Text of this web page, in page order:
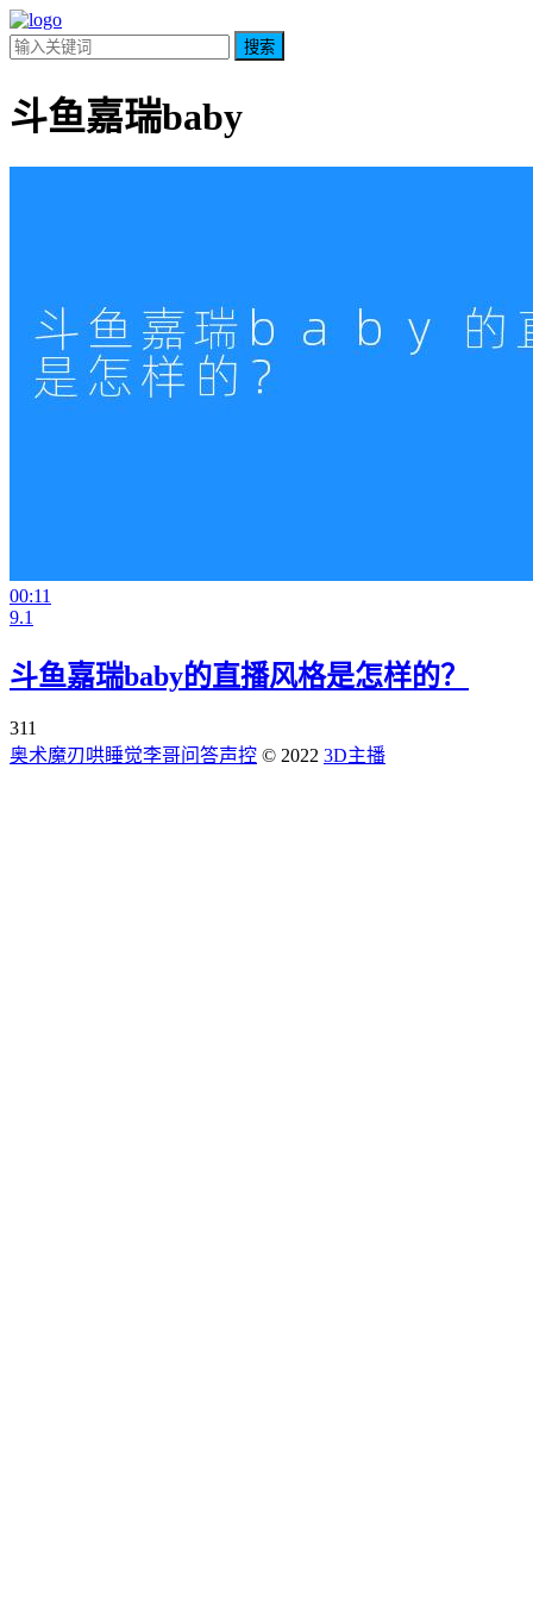
搜索
斗鱼嘉瑞baby
00:11
9.1
斗鱼嘉瑞baby的直播风格是怎样的？
311
奥术魔刃 哄睡觉李哥问答声控 © 2022 3D主播